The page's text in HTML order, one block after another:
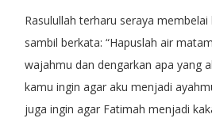
Rasulullah terharu seraya
sambil berkata: “Hapuslah air
wajahmu dan dengarkan apa yang
kamu ingin agar aku menjadi
juga ingin agar Fatimah menjadi